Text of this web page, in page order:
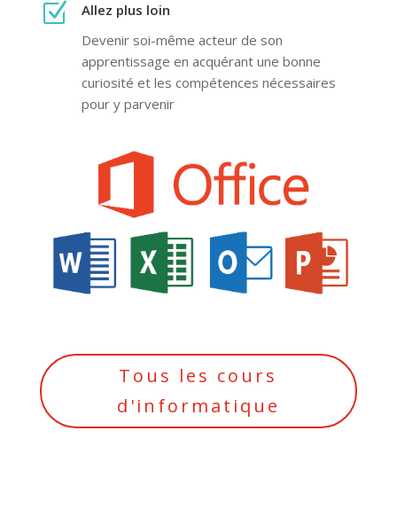
Z
Allez plus loin
Devenir soi-même acteur de son
apprentissage en acquérant une bonne
curiosité et les compétences nécessaires
pour y parvenir
Tous les cours
d'informatique